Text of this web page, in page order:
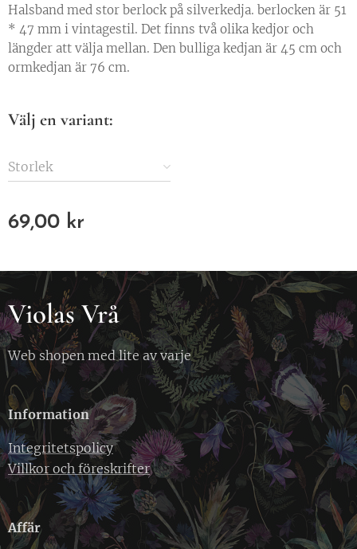
Halsband med stor berlock på silverkedja. berlocken är 51
* 47 mm i vintagestil. Det finns två olika kedjor och
längder att välja mellan. Den bulliga kedjan är 45 cm och
ormkedjan är 76 cm.
Välj en variant:
Storlek
69,00 kr
Violas Vrå
Web shopen med lite av varje
Information
Integritetspolicy
Villkor och föreskrifter
Affär